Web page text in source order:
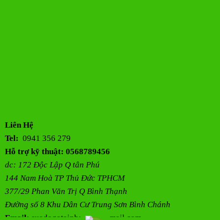
Liên Hệ
Tel: 0941 356 279
Hỗ trợ kỹ thuật: 0568789456
dc: 172 Độc Lập Q tân Phú
144 Nam Hoà TP Thủ Đức TPHCM
377/29 Phan Văn Trị Q Bình Thạnh
Đường số 8 Khu Dân Cư Trung Sơn Bình Chánh
Email: suadogotainhahcm@gmail.com